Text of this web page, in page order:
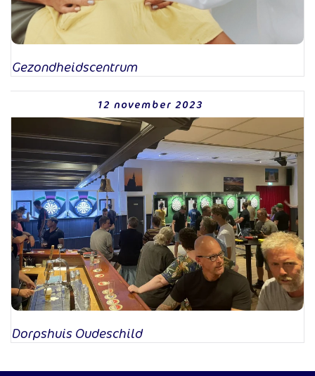
Gezondheidscentrum
12 november 2023
Dorpshuis Oudeschild